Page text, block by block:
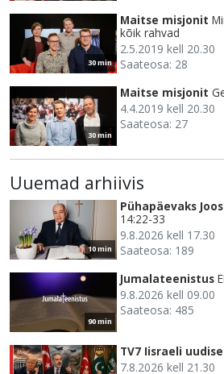
30 min
Maitse misjonit
kõik rahvad
2.5.2019 kell 20.30
Saateosa: 28
30 min
Maitse misjonit
4.4.2019 kell 20.30
Saateosa: 27
Uuemad arhiivis
10 min
Pühapäevaks
14:22-33
9.8.2026 kell 17.30
Saateosa: 189
90 min
Jumalateenistus
9.8.2026 kell 09.00
Saateosa: 485
TV7 Iisraeli
7.8.2026 kell 21.30